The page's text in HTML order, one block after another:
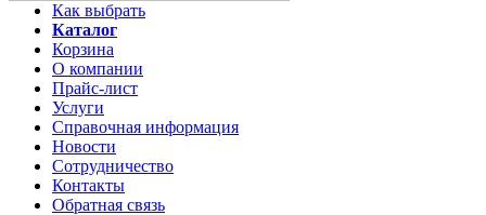
Как выбрать
Каталог
Корзина
О компании
Прайс-лист
Услуги
Справочная информация
Новости
Сотрудничество
Контакты
Обратная связь